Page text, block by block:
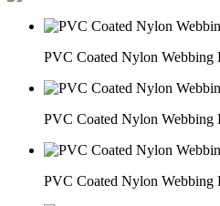
PVC Coated Nylon Webbing
PVC Coated Nylon Webbing
PVC Coated Nylon Webbing